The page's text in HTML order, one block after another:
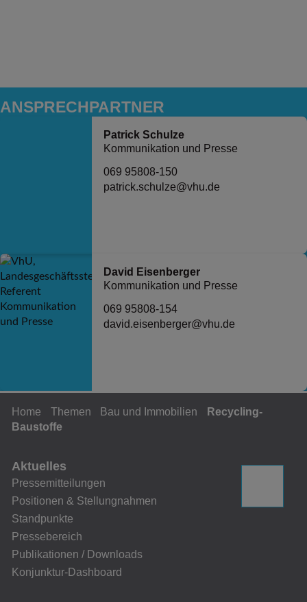
ANSPRECH­PARTNER
Patrick Schulze
Kommunikation und Presse
069 95808-150
patrick.schulze@vhu.de
David Eisenberger
Kommunikation und Presse
069 95808-154
david.eisenberger@vhu.de
Home Themen Bau und Immobilien
Recycling-
Baustoffe
Aktuelles
Pressemitteilungen
Positionen & Stellungnahmen
Standpunkte
Pressebereich
Publikationen / Downloads
Konjunktur-Dashboard